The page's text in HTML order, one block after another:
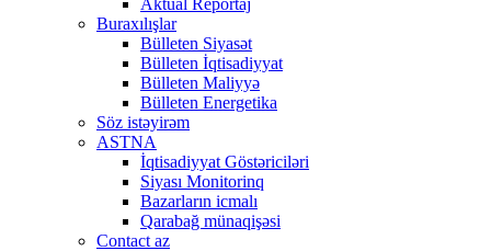
Aktual Reportaj
Buraxılışlar
Bülleten Siyasət
Bülleten İqtisadiyyat
Bülleten Maliyyə
Bülleten Energetika
Söz istəyirəm
ASTNA
İqtisadiyyat Göstəriciləri
Siyası Monitorinq
Bazarların icmalı
Qarabağ münaqişəsi
Contact az